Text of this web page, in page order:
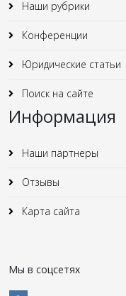
Наши рубрики
Конференции
Юридические статьи
Поиск на сайте
Информация
Наши партнеры
Отзывы
Карта сайта
Мы в соцсетях